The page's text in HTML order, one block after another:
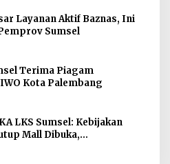
Layanan Aktif Baznas, Ini
Sumsel
Terima Piagam
Kota Palembang
LKS Sumsel: Kebijakan
Mall Dibuka,
Mematikan Iman